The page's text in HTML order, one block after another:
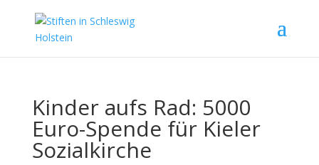
Kinder aufs Rad: 5000
Euro-Spende für Kieler
Sozialkirche